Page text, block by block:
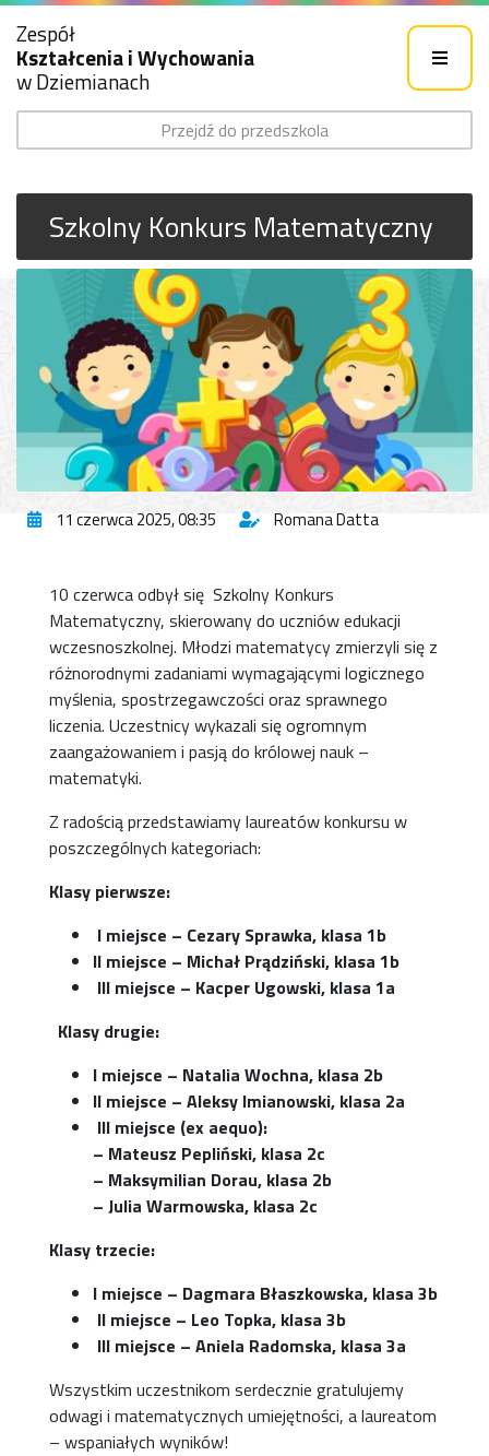
Zespół
Kształcenia i Wychowania
w Dziemianach
Przejdź do przedszkola
Szkolny Konkurs Matematyczny
11 czerwca 2025, 08:35 Romana Datta
10 czerwca odbył się Szkolny Konkurs
Matematyczny, skierowany do uczniów edukacji
wczesnoszkolnej. Młodzi matematycy zmierzyli się z
różnorodnymi zadaniami wymagającymi logicznego
myślenia, spostrzegawczości oraz sprawnego
liczenia. Uczestnicy wykazali się ogromnym
zaangażowaniem i pasją do królowej nauk –
matematyki.
Z radością przedstawiamy laureatów konkursu w
poszczególnych kategoriach:
Klasy pierwsze:
I miejsce – Cezary Sprawka, klasa 1b
II miejsce – Michał Prądziński, klasa 1b
III miejsce – Kacper Ugowski, klasa 1a
Klasy drugie:
I miejsce – Natalia Wochna, klasa 2b
II miejsce – Aleksy Imianowski, klasa 2a
III miejsce (ex aequo):
– Mateusz Pepliński, klasa 2c
– Maksymilian Dorau, klasa 2b
– Julia Warmowska, klasa 2c
Klasy trzecie:
I miejsce – Dagmara Błaszkowska, klasa 3b
II miejsce – Leo Topka, klasa 3b
III miejsce – Aniela Radomska, klasa 3a
Wszystkim uczestnikom serdecznie gratulujemy
odwagi i matematycznych umiejętności, a laureatom
– wspaniałych wyników!